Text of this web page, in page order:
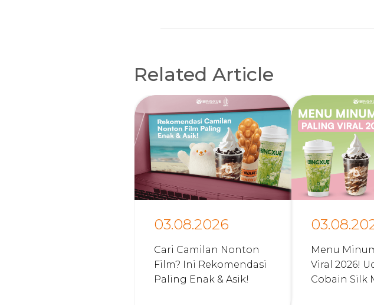
Related Article
03.08.2026
Cari Camilan Nonton
Film? Ini Rekomendasi
Paling Enak & Asik!
Menu
Viral 2026!
Cobain Silk